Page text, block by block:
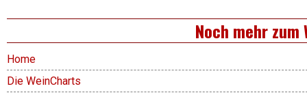
Noch mehr zum
Home
Die WeinCharts